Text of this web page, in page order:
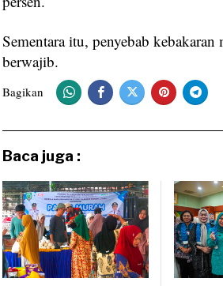
Sementara itu, penyebab
berwajib.
Bagikan
Baca juga :